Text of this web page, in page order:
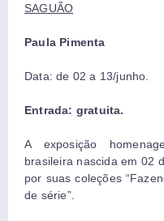
SAGUÃO
Paula Pimenta
Data: de 02 a 13/junho.
Entrada: gratuita.
A exposição
brasileira nascida em 02
por suas coleções
de série”.